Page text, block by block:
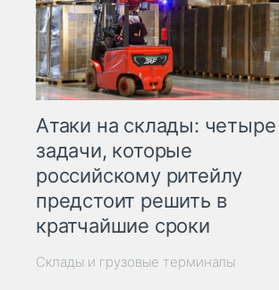
Атаки на склады: четыре
задачи, которые
российскому ритейлу
предстоит решить в
кратчайшие сроки
Склады и грузовые терминалы